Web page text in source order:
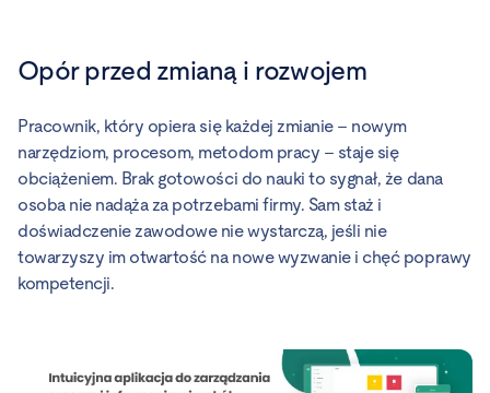
Opór przed zmianą i rozwojem
Pracownik, który opiera się każdej zmianie – nowym
narzędziom, procesom, metodom pracy – staje się
obciążeniem. Brak gotowości do nauki to sygnał, że dana
osoba nie nadąża za potrzebami firmy. Sam staż i
doświadczenie zawodowe nie wystarczą, jeśli nie
towarzyszy im otwartość na nowe wyzwanie i chęć poprawy
kompetencji.